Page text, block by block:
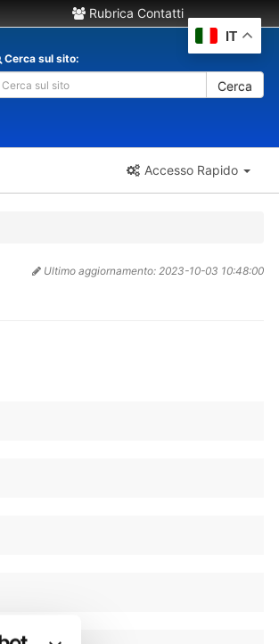
Rubrica Contatti
Cerca sul sito:
Cerca
Accesso Rapido
Ultimo aggiornamento: 2023-10-03 10:48:00
IT